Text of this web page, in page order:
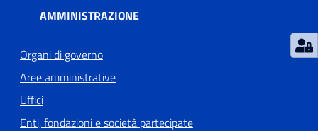
AMMINISTRAZIONE
Organi di governo
Aree amministrative
Uffici
Enti, fondazioni e società partecipate